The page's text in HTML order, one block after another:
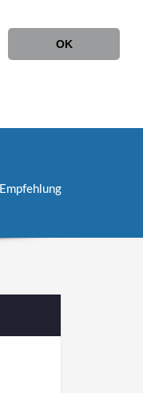
OK
Kontakt
Empfehlung